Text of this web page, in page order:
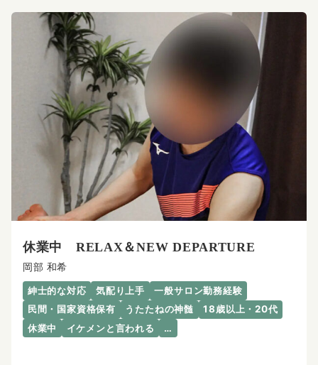
休業中 RELAX＆NEW DEPARTURE
岡部 和希
紳士的な対応 気配り上手
一般サロン勤務経験
民間・国家資格保有
うたたねの神髄
18歳以上・20代
休業中
イケメンと言われる …